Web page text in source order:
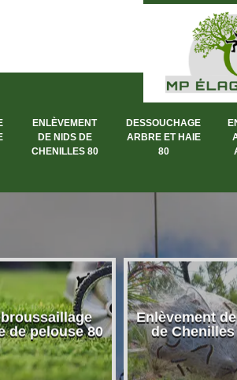
ENLÈVEMENT
DE NIDS DE
CHENILLES 80
DESSOUCHAGE
ARBRE ET HAIE
80
de pelouse 80
Enlèvement
de Chenilles